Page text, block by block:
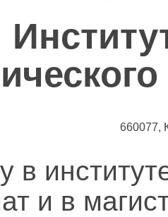
660077,
в
и в